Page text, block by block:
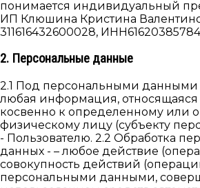
понимается индивидуальный
ИП Клюшина Кристина
311616432600028,
2. Персональные данные
2.1 Под персональными данными
любая информация,
косвенно к определенному или
физическому лицу (субъекту
- Пользователю. 2.2 Обработка
данных - – любое действие
совокупность действий
персональными данными,